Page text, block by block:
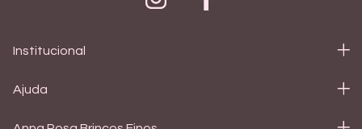
Institucional
Ajuda